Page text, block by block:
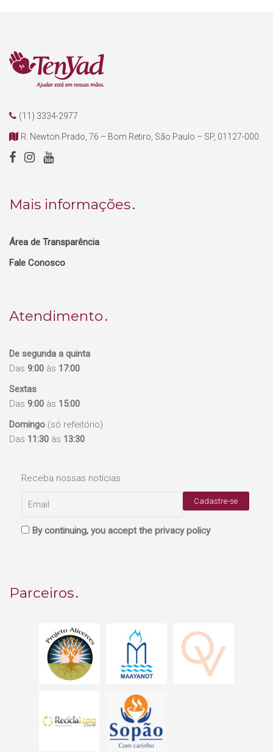
(11) 3334-2977
R. Newton Prado, 76 – Bom Retiro, São Paulo – SP, 01127-000
Mais informações
Área de Transparência
Fale Conosco
Atendimento
De segunda a quinta
Das 9:00 às 17:00
Sextas
Das 9:00 às 15:00
Domingo (só refeitório)
Das 11:30 às 13:30
Receba nossas notícias
By continuing, you accept the privacy policy
Parceiros